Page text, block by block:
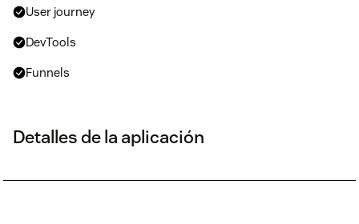
User journey
DevTools
Funnels
Detalles de la aplicación